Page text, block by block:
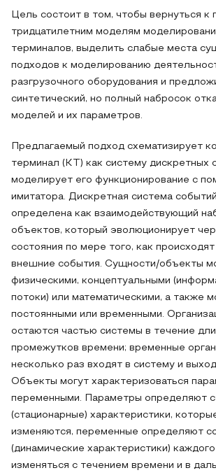
Цель состоит в том, чтобы вернуться к
тридцатилетним моделям
терминалов, выделить слабые места
подходов к моделированию
разгрузочного оборудования и
синтетический, но полный набросок
моделей и их параметров.
Предлагаемый подход схематизирует
терминал (КТ) как систему дискретных
моделирует его функционирование с
имитатора. Дискретная система
определена как взаимодействующий
объектов, который эволюционирует
состояния по мере того, как
внешние события. Сущности/объекты
физическими, концептуальными
потоки) или математическими, а также
постоянными или временными.
остаются частью системы в течение
промежутков времени; временные
несколько раз входят в систему и
Объекты могут характеризоваться
переменными. Параметры определяют
(стационарные) характеристики,
изменяются, переменные определяют
(динамические характеристики)
изменяться с течением времени и в